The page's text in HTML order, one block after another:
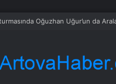
Bayramı’nda Buluştu